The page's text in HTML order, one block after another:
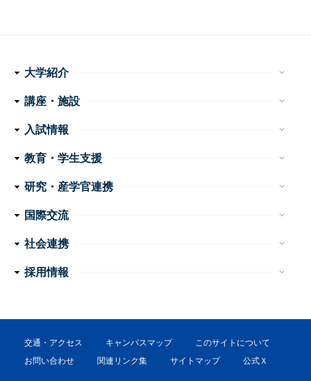
フ
タ
ー
ナ
ビ
ゲ
ー
ョ
ン
大学紹介 keyboard_arrow_down
理念・使命
学長メッセージ
特色ある取り組み
運営組織
情報公開
講座・施設 keyboard_arrow_down
医学科
看護学科
附属病院
センター・施設等
入試情報 keyboard_arrow_down
医学部 医学科・看護学科
大学院医学系研究科
大学案内
イベント
お問い合わせ
教育・学生支援 keyboard_arrow_down
教育
学生生活
特色ある教育プログラム
諸手続・諸証明
学生相談
研究・産学官連携 keyboard_arrow_down
産学官連携
重点プロジェクト・研究成果
研究支援
研究公正
国際交流 keyboard_arrow_down
外国人留学生の手引き
国際交流会館
社会連携 keyboard_arrow_down
公開講座
高大連携
地域医療教育研究拠点
震災支援
採用情報 keyboard_arrow_down
交通・アクセス キャンパスマップ
このサイトについて
お問い合わせ
関連リンク集 サイトマップ 公式Ｘ